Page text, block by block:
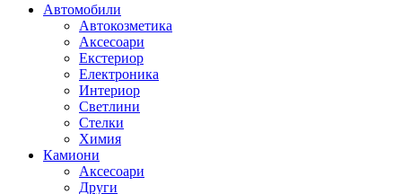
Автомобили
Автокозметика
Аксесоари
Екстериор
Електроника
Интериор
Светлини
Стелки
Химия
Камиони
Аксесоари
Други